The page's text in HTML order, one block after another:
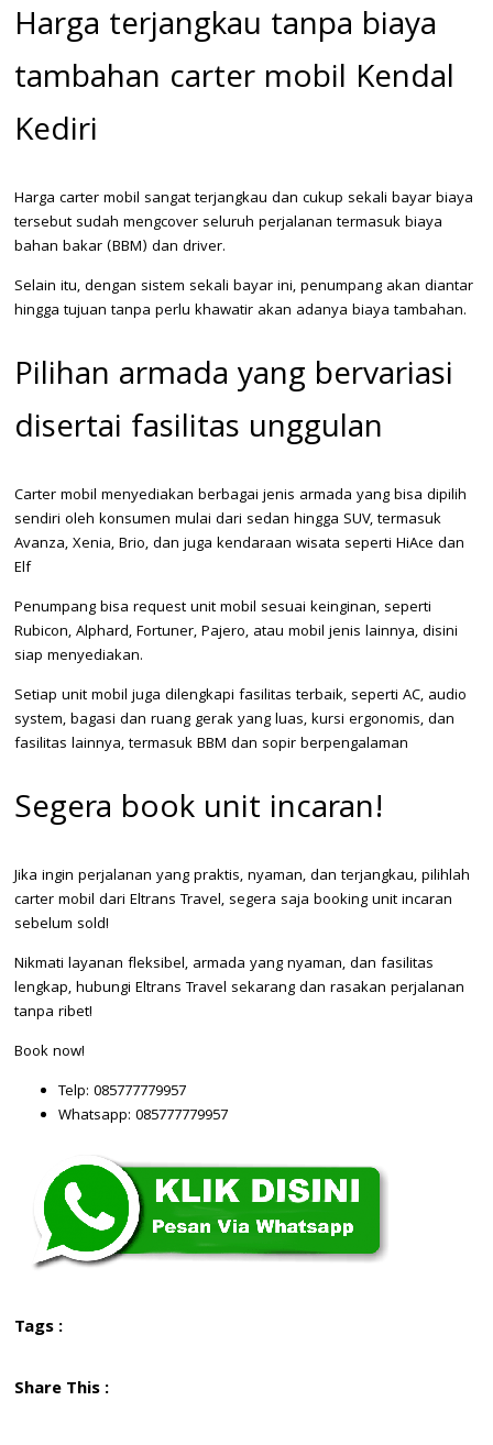
Harga terjangkau tanpa biaya
tambahan carter mobil Kendal
Kediri
Harga carter mobil sangat terjangkau dan cukup sekali bayar biaya
tersebut sudah mengcover seluruh perjalanan termasuk biaya
bahan bakar (BBM) dan driver.
Selain itu, dengan sistem sekali bayar ini, penumpang akan diantar
hingga tujuan tanpa perlu khawatir akan adanya biaya tambahan.
Pilihan armada yang bervariasi
disertai fasilitas unggulan
Carter mobil menyediakan berbagai jenis armada yang bisa dipilih
sendiri oleh konsumen mulai dari sedan hingga SUV, termasuk
Avanza, Xenia, Brio, dan juga kendaraan wisata seperti HiAce dan
Elf
Penumpang bisa request unit mobil sesuai keinginan, seperti
Rubicon, Alphard, Fortuner, Pajero, atau mobil jenis lainnya, disini
siap menyediakan.
Setiap unit mobil juga dilengkapi fasilitas terbaik, seperti AC, audio
system, bagasi dan ruang gerak yang luas, kursi ergonomis, dan
fasilitas lainnya, termasuk BBM dan sopir berpengalaman
Segera book unit incaran!
Jika ingin perjalanan yang praktis, nyaman, dan terjangkau, pilihlah
carter mobil dari Eltrans Travel, segera saja booking unit incaran
sebelum sold!
Nikmati layanan fleksibel, armada yang nyaman, dan fasilitas
lengkap, hubungi Eltrans Travel sekarang dan rasakan perjalanan
tanpa ribet!
Book now!
Telp: 085777779957
Whatsapp: 085777779957
Tags :
Share This :